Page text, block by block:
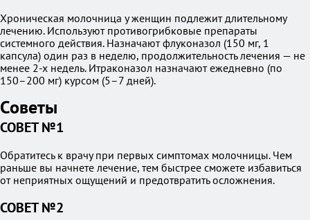
Хроническая молочница у женщин подлежит длительному
лечению. Используют противогрибковые препараты
системного действия. Назначают флуконазол (150 мг, 1
капсула) один раз в неделю, продолжительность лечения — не
менее 2-х недель. Итраконазол назначают ежедневно (по
150–200 мг) курсом (5–7 дней).
Советы
СОВЕТ №1
Обратитесь к врачу при первых симптомах молочницы. Чем
раньше вы начнете лечение, тем быстрее сможете избавиться
от неприятных ощущений и предотвратить осложнения.
СОВЕТ №2